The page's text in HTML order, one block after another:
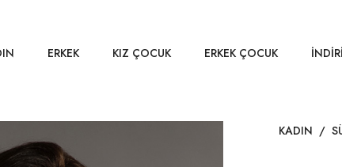
ERKEK KIZ ÇOCUK ERKEK ÇOCUK
KADIN /